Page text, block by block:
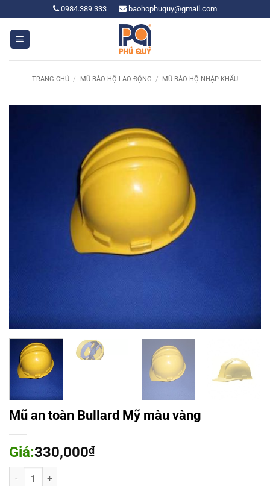
qua
dung
0984.389.333 baohophuquy@gmail.com
TRANG CHỦ / MŨ BẢO HỘ LAO ĐỘNG / MŨ BẢO HỘ NHẬP KHẨU
Mũ an toàn Bullard Mỹ màu vàng
Giá:330,000₫
Mũ an toàn Bullard Mỹ màu vàng số lượng